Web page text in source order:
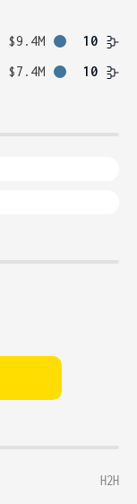
$9.4M
10
$7.4M 10
H2H